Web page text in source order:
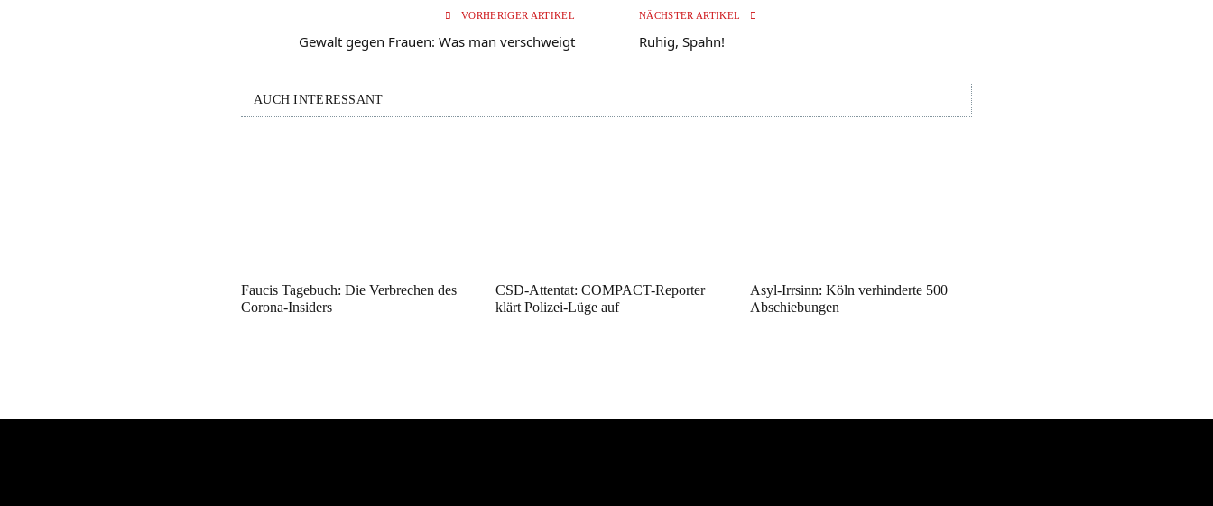
VORHERIGER ARTIKEL
Gewalt gegen Frauen: Was man verschweigt
NÄCHSTER ARTIKEL
Ruhig, Spahn!
AUCH INTERESSANT
Faucis Tagebuch: Die Verbrechen des
Corona-Insiders
CSD-Attentat: COMPACT-Reporter
klärt Polizei-Lüge auf
Asyl-Irrsinn: Köln verhinderte 500
Abschiebungen